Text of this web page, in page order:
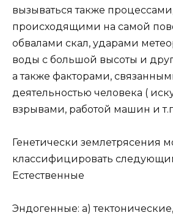
вызываться также
происходящими на самой
обвалами скал, ударами
воды с большой высоты и
а также факторами,
деятельностью человека (
взрывами, работой машин и
Генетически землетрясения
классифицировать
Естественные
Эндогенные: а)